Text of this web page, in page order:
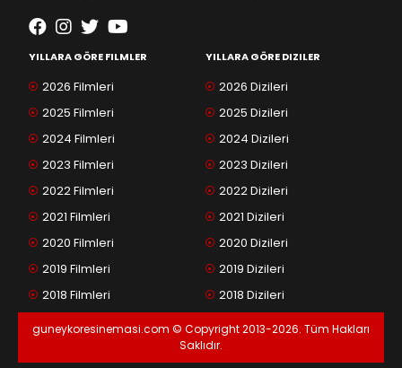
YILLARA GÖRE FILMLER
2026 Filmleri
2025 Filmleri
2024 Filmleri
2023 Filmleri
2022 Filmleri
2021 Filmleri
2020 Filmleri
2019 Filmleri
2018 Filmleri
YILLARA GÖRE DIZILER
2026 Dizileri
2025 Dizileri
2024 Dizileri
2023 Dizileri
2022 Dizileri
2021 Dizileri
2020 Dizileri
2019 Dizileri
2018 Dizileri
guneykoresinemasi.com © Copyright 2013-2026. Tüm Hakları
Saklıdır.